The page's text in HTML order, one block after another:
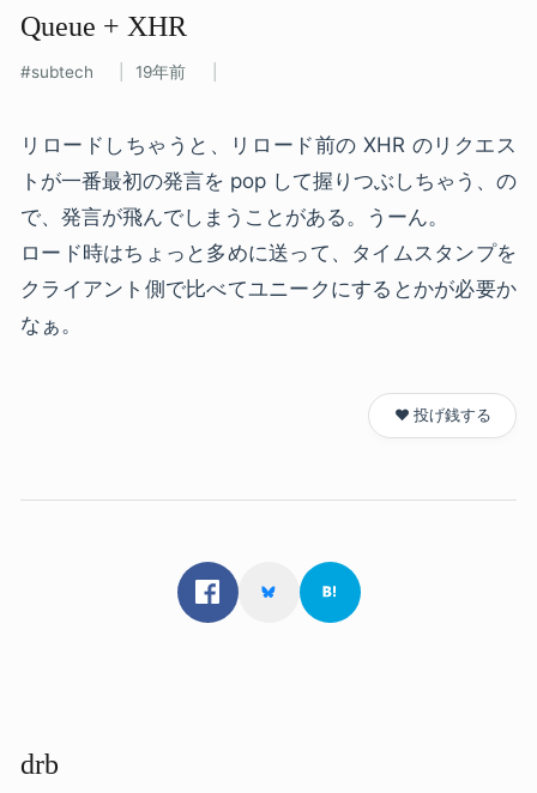
Queue + XHR
subtech 19年前
リロードしちゃうと、リロード前の XHR のリクエス
トが一番最初の発言を pop して握りつぶしちゃう、の
で、発言が飛んでしまうことがある。うーん。
ロード時はちょっと多めに送って、タイムスタンプを
クライアント側で比べてユニークにするとかが必要か
なぁ。
❤️ 投げ銭する
drb